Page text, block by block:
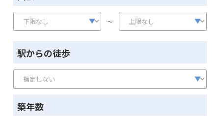
～
駅からの徒歩
築年数